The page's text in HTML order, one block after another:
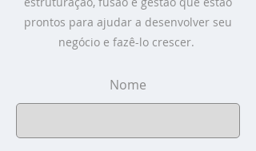
prontos para ajudar a desenvolver seu
negócio e fazê-lo crescer.
Nome